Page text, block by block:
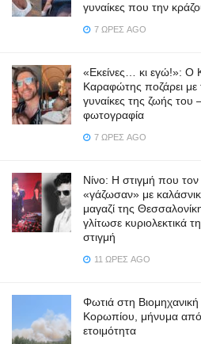
γυναίκες που την
7 ΏΡΕΣ AGO
«Εκείνες… κι εγώ!»: Ο
Καραφώτης ποζάρει με
γυναίκες της ζωής του
φωτογραφία
7 ΏΡΕΣ AGO
Νίνο: Η στιγμή που τον
«γάζωσαν» με
μαγαζί της
γλίτωσε κυριολεκτικά
στιγμή
11 ΏΡΕΣ AGO
Φωτιά στη Βιομηχανική
Κορωπίου, μήνυμα από
ετοιμότητα